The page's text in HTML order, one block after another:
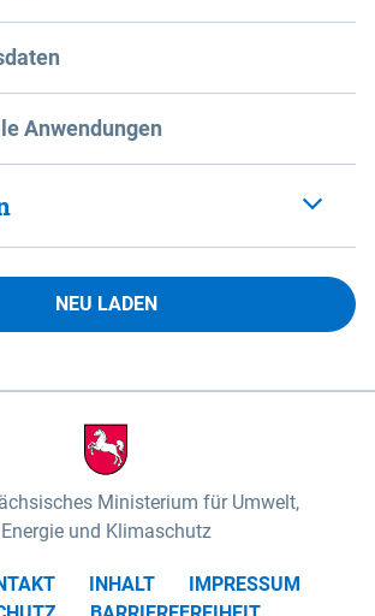
Anwendungen
NEU LADEN
Ministerium für Umwelt,
Energie und Klimaschutz
INHALT
IMPRESSUM